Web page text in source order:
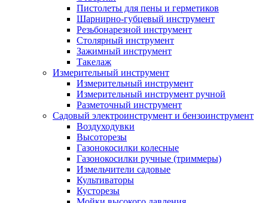
Пистолеты для пены и герметиков
Шарнирно-губцевый инструмент
Резьбонарезной инструмент
Столярный инструмент
Зажимный инструмент
Такелаж
Измерительный инструмент
Измерительный инструмент
Измерительный инструмент ручной
Разметочный инструмент
Садовый электроинструмент и бензоинструмент
Воздуходувки
Высоторезы
Газонокосилки колесные
Газонокосилки ручные (триммеры)
Измельчители садовые
Культиваторы
Кусторезы